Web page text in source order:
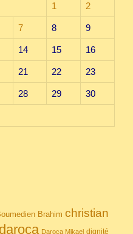
1 2
7 8 9
14 15 16
21 22 23
28 29 30
Brahim christian
daroca Daroca Mikael dignité